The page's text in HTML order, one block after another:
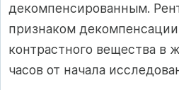
декомпенсированным.
признаком
контрастного вещества в
часов от начала